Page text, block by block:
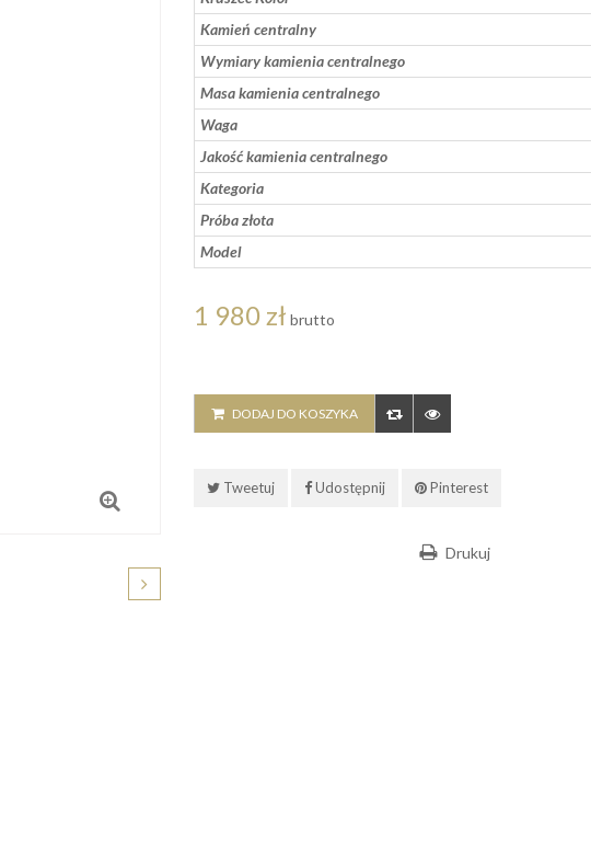
Kamień centralny
Wymiary kamienia centralnego
Masa kamienia centralnego
Waga
Jakość kamienia centralnego
Kategoria
Próba złota
Model
1 980 zł brutto
DODAJ DO KOSZYKA
Tweetuj Udostępnij Pinterest
Drukuj